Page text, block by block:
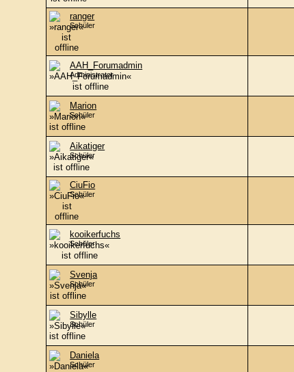
ranger
Schüler
AAH_Forumadmin
Administrator
Marion
Schüler
Aikatiger
Schüler
CiuFio
Schüler
kooikerfuchs
Schüler
Svenja
Schüler
Sibylle
Schüler
Daniela
Schüler